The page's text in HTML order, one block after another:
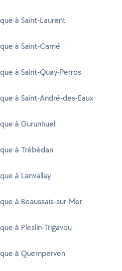
à Saint-Laurent
à Saint-Carné
à Saint-Quay-Perros
à Saint-André-des-Eaux
à Gurunhuel
à Trébédan
à Lanvallay
à Beaussais-sur-Mer
à Pleslin-Trigavou
à Quemperven